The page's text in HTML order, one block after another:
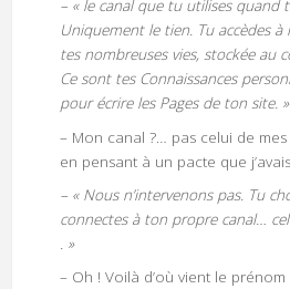
– « le canal que tu utilises quand
Uniquement le tien. Tu accèdes à
tes nombreuses vies, stockée au
Ce sont tes Connaissances
pour écrire les Pages de ton site. »
– Mon canal ?… pas celui de mes
en pensant à un pacte que
– « Nous n’intervenons pas. Tu
connectes à ton propre canal…
. »
– Oh ! Voilà d’où vient le